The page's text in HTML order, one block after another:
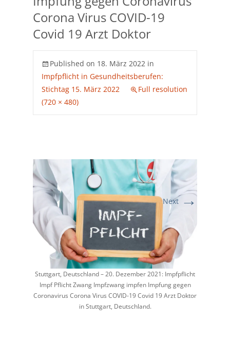
Corona Virus COVID-19
Covid 19 Arzt Doktor
Published on 18. März 2022 in
Impfpflicht in Gesundheitsberufen:
Stichtag 15. März 2022
Full resolution
(720 × 480)
Next →
Stuttgart, Deutschland – 20. Dezember 2021: Impfpflicht
Impf Pflicht Zwang Impfzwang impfen Impfung gegen
Coronavirus Corona Virus COVID-19 Covid 19 Arzt Doktor
in Stuttgart, Deutschland.